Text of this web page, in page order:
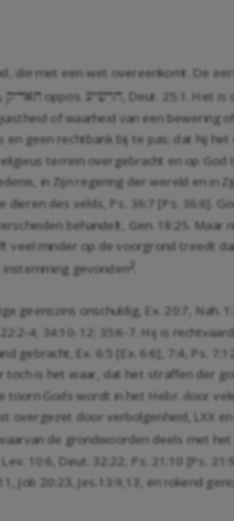
die met een wet overeenkomt. De
qydax oppos. eyvrh Deut. 25:1 . Het
of waarheid van een bewering
geen rechtbank bij te pas; dat hij het
terrein overgebracht en op God
in Zijn regering der wereld en in
des velds, Ps. 36:7 [Ps. 36:6].
behandelt, Gen. 18:25 . Maar
veel minder op de voorgrond treedt
gevonden2
geenszins onschuldig, Ex. 20:7 Nah.
22:2-4 34:10-12 35:6-7 . Hij is
gebracht, Ex. 6:5 [Ex. 6:6], 7:4 , Ps.
toch is het waar, dat het straffen der
toorn Gods wordt in het Hebr. door
overgezet door verbolgenheid, LXX en
de grondwoorden deels met
Lev. 10:6 Deut. 32:22 , Ps. 21:10 [Ps.
,Job 20:23 ,Jes.13:9 13 , en rokend